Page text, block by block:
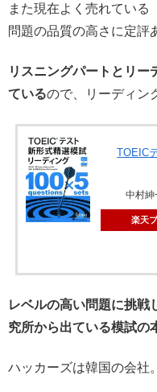
また現在よく売れている
問題の品質の高さに定評
リスニングパートとリー
ているので、リーディン
TOEIC
中村紳
楽天
レベルの高い問題に挑戦
究所から出ている模試の
ハッカーズは韓国の会社。